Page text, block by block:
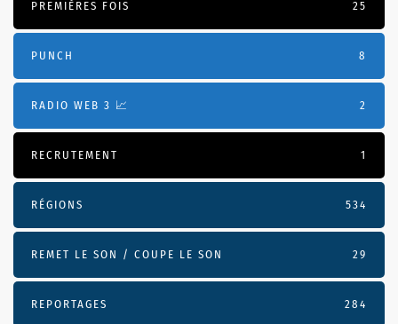
PREMIÈRES FOIS 25
PUNCH 8
RADIO WEB 3 📈 2
RECRUTEMENT 1
RÉGIONS 534
REMET LE SON / COUPE LE SON 29
REPORTAGES 284